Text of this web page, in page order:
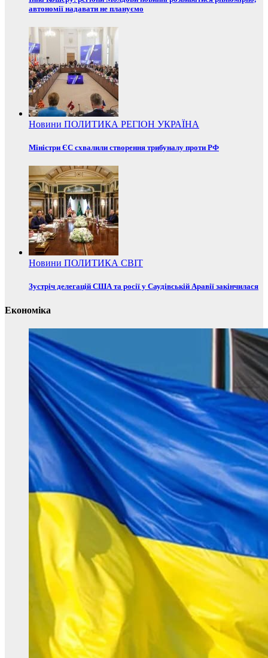
автономії надавати не плануємо
Новини ПОЛИТИКА РЕГІОН УКРАЇНА
Міністри ЄС схвалили створення трибуналу проти РФ
Новини ПОЛИТИКА СВІТ
Зустріч делегацій США та росії у Саудівській Аравії закінчилася
Економіка